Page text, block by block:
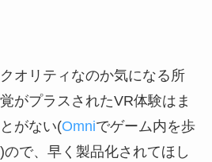
オリティなのか気になる所
がプラスされたVR体験はま
がない(Omniでゲーム内を歩
で、早く製品化されてほし